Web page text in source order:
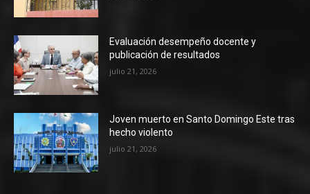
Evaluación desempeño docente y
publicación de resultados
julio 21, 2026
Joven muerto en Santo Domingo Este tras
hecho violento
julio 21, 2026